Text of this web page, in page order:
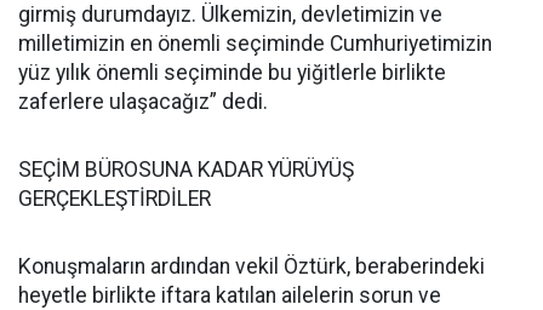
girmiş durumdayız. Ülkemizin, devletimizin ve
milletimizin en önemli seçiminde Cumhuriyetimizin
yüz yılık önemli seçiminde bu yiğitlerle birlikte
zaferlere ulaşacağız” dedi.
SEÇİM BÜROSUNA KADAR YÜRÜYÜŞ
GERÇEKLEŞTİRDİLER
Konuşmaların ardından vekil Öztürk, beraberindeki
heyetle birlikte iftara katılan ailelerin sorun ve